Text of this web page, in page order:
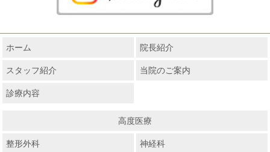
ホーム 院長紹介
スタッフ紹介 当院のご案内
診療内容
高度医療
整形外科 神経科